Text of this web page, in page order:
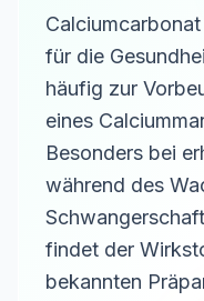
für die
häufig zur
eines
Besonders bei
während des
findet der
bekannten